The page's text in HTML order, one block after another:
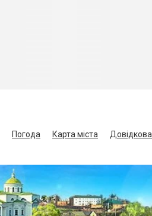
Погода Карта міста
Довідкова